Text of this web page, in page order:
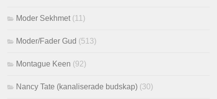
Moder Sekhmet (11)
Moder/Fader Gud (513)
Montague Keen (92)
Nancy Tate (kanaliserade budskap) (30)